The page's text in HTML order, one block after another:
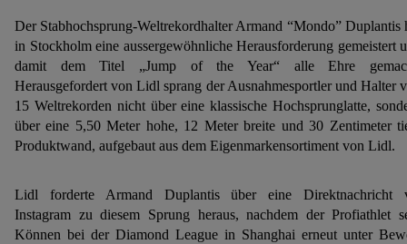
Der Stabhochsprung-Weltrekordhalter Armand “Mondo” Duplantis
in Stockholm eine aussergewöhnliche Herausforderung gemeistert
damit dem Titel „Jump of the Year“ alle Ehre
Herausgefordert von Lidl sprang der Ausnahmesportler und Halter
15 Weltrekorden nicht über eine klassische Hochsprunglatte,
über eine 5,50 Meter hohe, 12 Meter breite und 30 Zentimeter
Produktwand, aufgebaut aus dem Eigenmarkensortiment von Lidl.
Lidl forderte Armand Duplantis über eine Direktnachricht
Instagram zu diesem Sprung heraus, nachdem der Profiathlet
Können bei der Diamond League in Shanghai erneut unter